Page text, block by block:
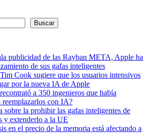
Buscar
publicidad de las Rayban META, Apple ha
de sus gafas inteligentes
Cook sugiere que los usuarios intensivos
por la nueva IA de Apple
a 350 ingenieros que había
reemplazarlos con IA?
sobre la prohibir las gafas inteligentes de
y extenderlo a la UE
en el precio de la memoria está afectando a